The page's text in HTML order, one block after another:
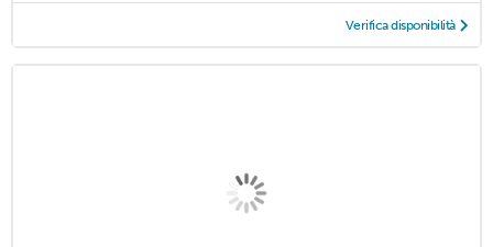
Verifica disponibilità